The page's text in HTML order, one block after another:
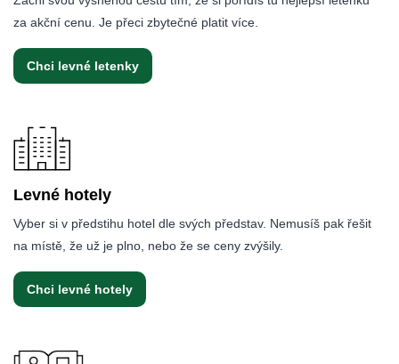
za akční cenu. Je přeci zbytečné platit více.
Chci levné letenky
Levné hotely
Vyber si v předstihu hotel dle svých představ. Nemusíš pak řešit
na místě, že už je plno, nebo že se ceny zvýšily.
Chci levné hotely